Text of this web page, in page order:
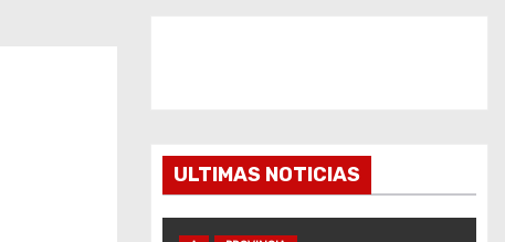
ULTIMAS NOTICIAS